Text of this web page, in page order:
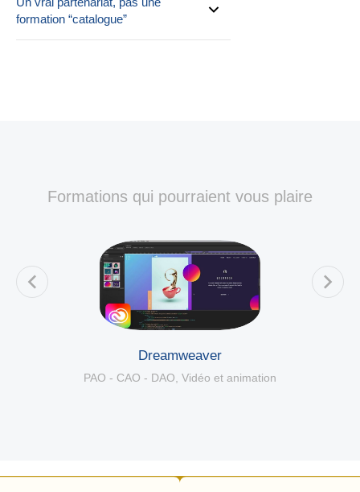
formation “catalogue”
Formations qui pourraient vous plaire
Dreamweaver
PAO - CAO - DAO, Vidéo et animation